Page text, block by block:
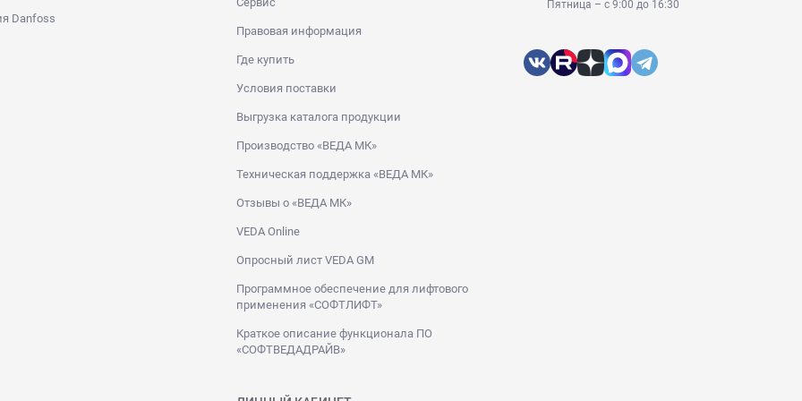
Danfoss
Правовая информация
Где купить
Условия поставки
Выгрузка каталога продукции
Производство «ВЕДА МК»
Техническая поддержка «ВЕДА МК»
Отзывы о «ВЕДА МК»
VEDA Online
Опросный лист VEDA GM
Программное обеспечение для лифтового
применения «СОФТЛИФТ»
Краткое описание функционала ПО
«СОФТВЕДАДРАЙВ»
Пятница – с 9:00 до 16:30